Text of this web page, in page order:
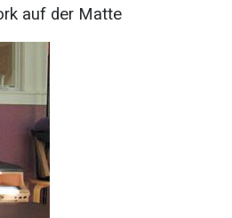
auf der Matte